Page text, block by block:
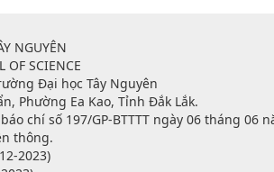
NGUYÊN
OF SCIENCE
Đại học Tây Nguyên
Phường Ea Kao, Tỉnh Đắk Lắk.
chí số 197/GP-BTTTT ngày 06 tháng 06
thông.
2023)